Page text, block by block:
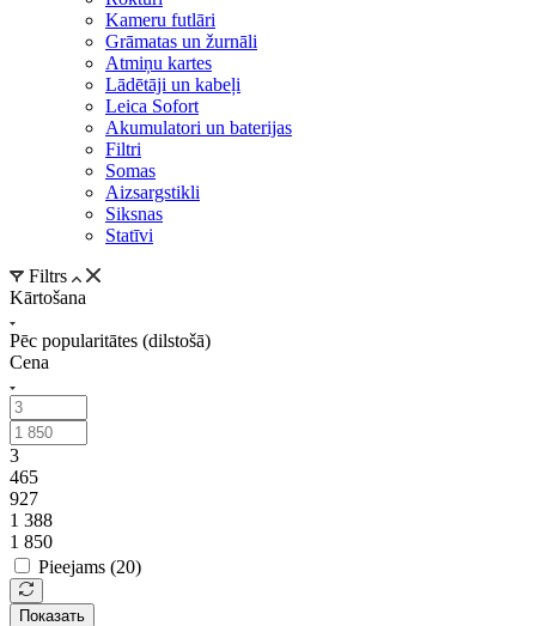
Kameru futlāri
Grāmatas un žurnāli
Atmiņu kartes
Lādētāji un kabeļi
Leica Sofort
Akumulatori un baterijas
Filtri
Somas
Aizsargstikli
Siksnas
Statīvi
Filtrs
Kārtošana
Pēc popularitātes (dilstošā)
Cena
3
465
927
1 388
1 850
Pieejams (20)
Показать